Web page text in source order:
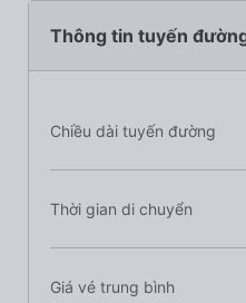
Thông tin tuyến
Chiều dài tuyến đường
Thời gian di chuyển
Giá vé trung bình